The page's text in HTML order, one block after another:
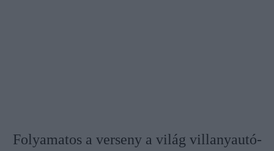
Folyamatos a verseny a világ villanyautó-